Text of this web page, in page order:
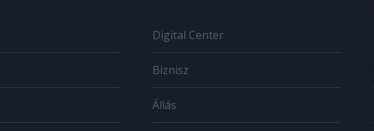
Digital Center
Biznisz
Állás